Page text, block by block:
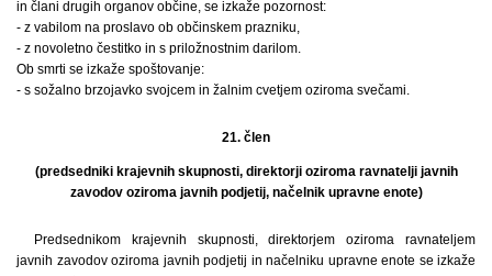
in člani drugih organov občine, se izkaže pozornost:
- z vabilom na proslavo ob občinskem prazniku,
- z novoletno čestitko in s priložnostnim darilom.
Ob smrti se izkaže spoštovanje:
- s sožalno brzojavko svojcem in žalnim cvetjem oziroma svečami.
21. člen
(predsedniki krajevnih skupnosti, direktorji oziroma ravnatelji javnih
zavodov oziroma javnih podjetij, načelnik upravne enote)
Predsednikom krajevnih skupnosti, direktorjem oziroma ravnateljem
javnih zavodov oziroma javnih podjetij in načelniku upravne enote se izkaže